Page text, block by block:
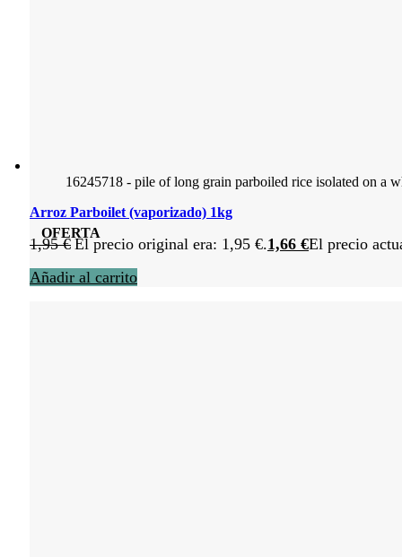
16245718 - pile of long grain parboiled rice isolated on a
OFERTA
Arroz Parboilet (vaporizado) 1kg
1,95€ El precio original era: 1,95 €.1,66 €El precio
Añadir al carrito